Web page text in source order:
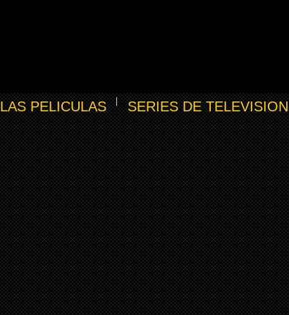
LAS PELICULAS SERIES DE TELEVISION